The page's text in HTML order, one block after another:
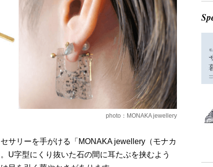
photo：MONAKA jewellery
サリーを手がける「MONAKA jewellery（モナカ
U字型にくり抜いた石の間に耳たぶを挟むよう